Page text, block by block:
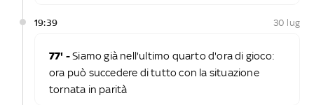
19:39 30 lug
77' -Siamo già nell'ultimo quarto d'ora di gioco:
ora può succedere di tutto con la situazione
tornata in parità